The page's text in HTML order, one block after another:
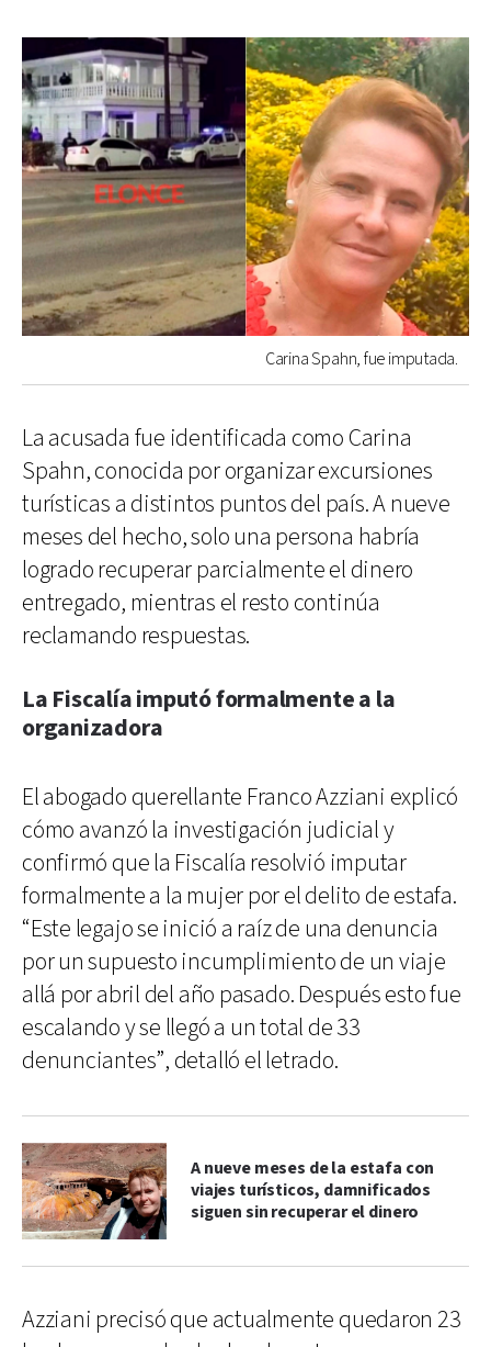
Carina Spahn, fue imputada.
La acusada fue identificada como Carina
Spahn, conocida por organizar excursiones
turísticas a distintos puntos del país. A nueve
meses del hecho, solo una persona habría
logrado recuperar parcialmente el dinero
entregado, mientras el resto continúa
reclamando respuestas.
La Fiscalía imputó formalmente a la
organizadora
El abogado querellante Franco Azziani explicó
cómo avanzó la investigación judicial y
confirmó que la Fiscalía resolvió imputar
formalmente a la mujer por el delito de estafa.
“Este legajo se inició a raíz de una denuncia
por un supuesto incumplimiento de un viaje
allá por abril del año pasado. Después esto fue
escalando y se llegó a un total de 33
denunciantes”, detalló el letrado.
A nueve meses de la estafa con
viajes turísticos, damnificados
siguen sin recuperar el dinero
Azziani precisó que actualmente quedaron 23